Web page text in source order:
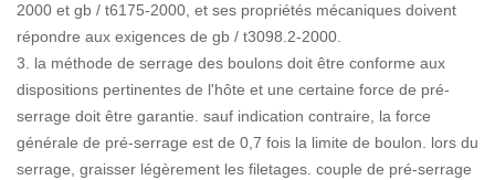
2000 et gb / t6175-2000, et ses propriétés mécaniques doivent
répondre aux exigences de gb / t3098.2-2000.
3. la méthode de serrage des boulons doit être conforme aux
dispositions pertinentes de l'hôte et une certaine force de pré-
serrage doit être garantie. sauf indication contraire, la force
générale de pré-serrage est de 0,7 fois la limite de boulon. lors du
serrage, graisser légèrement les filetages. couple de pré-serrage